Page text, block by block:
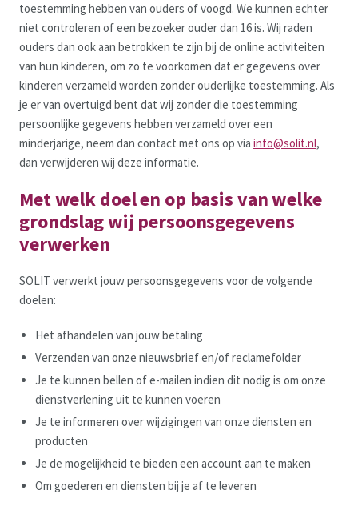
toestemming hebben van ouders of voogd. We kunnen echter
niet controleren of een bezoeker ouder dan 16 is. Wij raden
ouders dan ook aan betrokken te zijn bij de online activiteiten
van hun kinderen, om zo te voorkomen dat er gegevens over
kinderen verzameld worden zonder ouderlijke toestemming. Als
je er van overtuigd bent dat wij zonder die toestemming
persoonlijke gegevens hebben verzameld over een
minderjarige, neem dan contact met ons op via info@solit.nl,
dan verwijderen wij deze informatie.
Met welk doel en op basis van welke
grondslag wij persoonsgegevens
verwerken
SOLIT verwerkt jouw persoonsgegevens voor de volgende
doelen:
Het afhandelen van jouw betaling
Verzenden van onze nieuwsbrief en/of reclamefolder
Je te kunnen bellen of e-mailen indien dit nodig is om onze
dienstverlening uit te kunnen voeren
Je te informeren over wijzigingen van onze diensten en
producten
Je de mogelijkheid te bieden een account aan te maken
Om goederen en diensten bij je af te leveren